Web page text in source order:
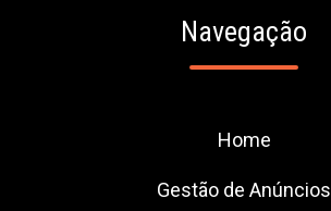
Navegação
Home
Gestão de Anúncios